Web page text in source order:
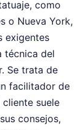
como
o Nueva York,
exigentes
técnica del
Se trata de
facilitador de
suele
consejos,